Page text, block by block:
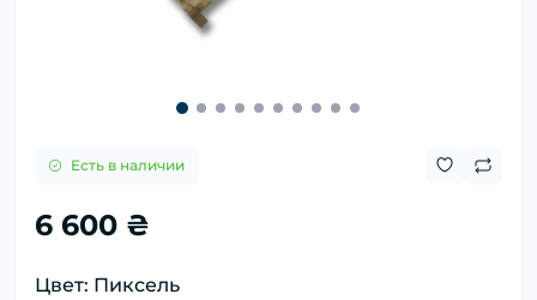
Есть в наличии
6 600 ₴
Цвет: Пиксель